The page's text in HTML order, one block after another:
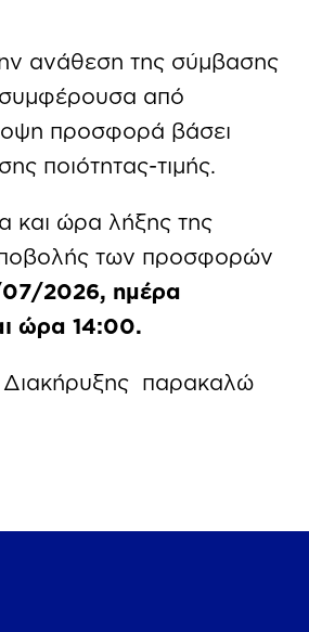
ανάθεση της σύμβασης
συμφέρουσα από
προσφορά βάσει
ποιότητας-τιμής.
και ώρα λήξης της
των προσφορών
2026, ημέρα
ώρα 14:00.
Διακήρυξης παρακαλώ